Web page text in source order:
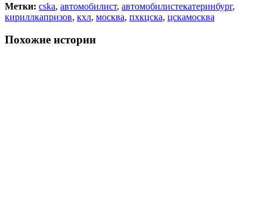
Метки: cska, автомобилист, автомобилистекатеринбург,
кириллкапризов, кхл, москва, пхкцска, цскамосква
Похожие истории